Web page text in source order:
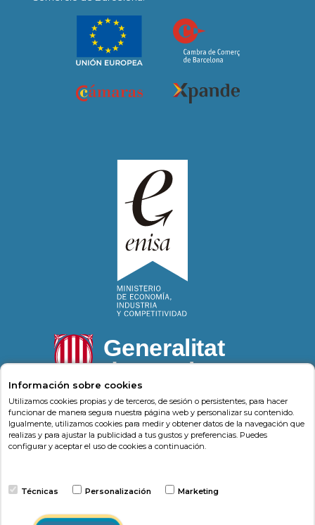
Psonríe Carrer de la Llacuna 162 08018, Barcelona
(Barcelona)-Psonrie.com
Información sobre cookies
Utilizamos cookies propias y de terceros, de sesión o persistentes, para hacer
funcionar de manera segura nuestra página web y personalizar su contenido.
Igualmente, utilizamos cookies para medir y obtener datos de la navegación que
realizas y para ajustar la publicidad a tus gustos y preferencias. Puedes
configurar y aceptar el uso de cookies a continuación.
Técnicas Personalización Marketing